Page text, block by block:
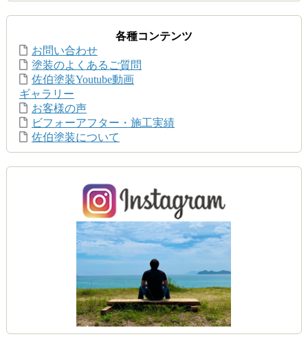
各種コンテンツ
お問い合わせ
塗装のよくあるご質問
佐伯塗装Youtube動画
ギャラリー
お客様の声
ビフォーアフター・施工実績
佐伯塗装について